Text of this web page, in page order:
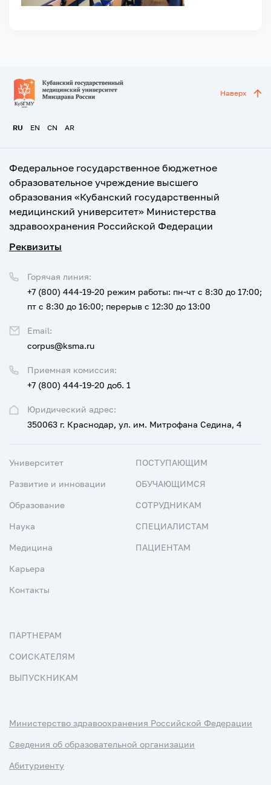
RU EN CN AR
Наверх
Федеральное государственное бюджетное
образовательное учреждение высшего
образования «Кубанский государственный
медицинский университет» Министерства
здравоохранения Российской Федерации
Реквизиты
Юридический адрес:
350063 г. Краснодар, ул. им. Митрофана Седина, 4
Приемная комиссия:
+7 (800) 444-19-20 доб. 1
Горячая линия:
+7 (800) 444-19-20 режим работы: пн-чт с 8:30 до 17:00;
пт с 8:30 до 16:00; перерыв с 12:30 до 13:00
Email:
corpus@ksma.ru
Университет
Развитие и инновации
Образование
Наука
Медицина
Карьера
Контакты
ПОСТУПАЮЩИМ
ОБУЧАЮЩИМСЯ
СОТРУДНИКАМ
СПЕЦИАЛИСТАМ
ПАЦИЕНТАМ
ПАРТНЕРАМ
СОИСКАТЕЛЯМ
ВЫПУСКНИКАМ
Министерство здравоохранения Российской Федерации
Сведения об образовательной организации
Абитуриенту